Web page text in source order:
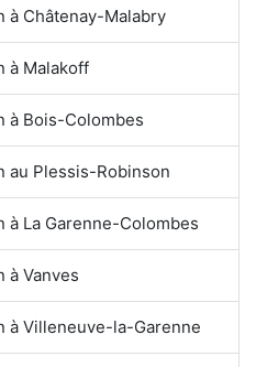
à Châtenay-Malabry
à Malakoff
à Bois-Colombes
au Plessis-Robinson
La Garenne-Colombes
à Vanves
à Villeneuve-la-Garenne